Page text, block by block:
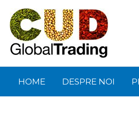
content
HOME DESPRE NOI
navigation